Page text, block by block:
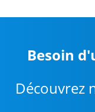
Besoin
Découvrez